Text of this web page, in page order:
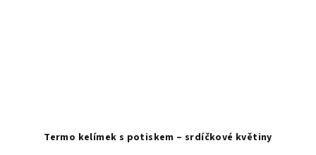
Termo kelímek s potiskem – srdíčkové květiny